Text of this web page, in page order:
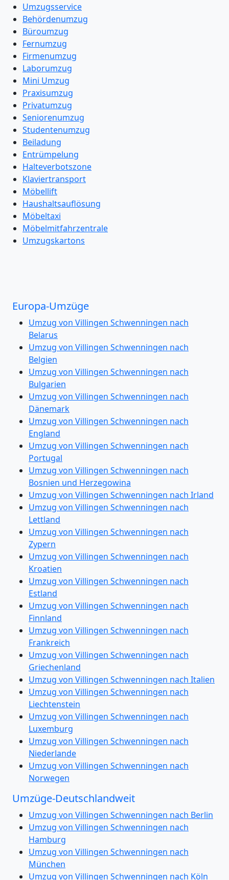
Umzugsservice
Behördenumzug
Büroumzug
Fernumzug
Firmenumzug
Laborumzug
Mini Umzug
Praxisumzug
Privatumzug
Seniorenumzug
Studentenumzug
Beiladung
Entrümpelung
Halteverbotszone
Klaviertransport
Möbellift
Haushaltsauflösung
Möbeltaxi
Möbelmitfahrzentrale
Umzugskartons
Europa-Umzüge
Umzug von Villingen Schwenningen nach
Belarus
Umzug von Villingen Schwenningen nach
Belgien
Umzug von Villingen Schwenningen nach
Bulgarien
Umzug von Villingen Schwenningen nach
Dänemark
Umzug von Villingen Schwenningen nach
England
Umzug von Villingen Schwenningen nach
Portugal
Umzug von Villingen Schwenningen nach
Bosnien und Herzegowina
Umzug von Villingen Schwenningen nach Irland
Umzug von Villingen Schwenningen nach
Lettland
Umzug von Villingen Schwenningen nach
Zypern
Umzug von Villingen Schwenningen nach
Kroatien
Umzug von Villingen Schwenningen nach
Estland
Umzug von Villingen Schwenningen nach
Finnland
Umzug von Villingen Schwenningen nach
Frankreich
Umzug von Villingen Schwenningen nach
Griechenland
Umzug von Villingen Schwenningen nach Italien
Umzug von Villingen Schwenningen nach
Liechtenstein
Umzug von Villingen Schwenningen nach
Luxemburg
Umzug von Villingen Schwenningen nach
Niederlande
Umzug von Villingen Schwenningen nach
Norwegen
Umzüge-Deutschlandweit
Umzug von Villingen Schwenningen nach Berlin
Umzug von Villingen Schwenningen nach
Hamburg
Umzug von Villingen Schwenningen nach
München
Umzug von Villingen Schwenningen nach Köln